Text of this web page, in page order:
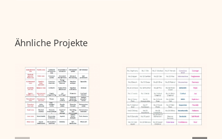
Ähnliche Projekte